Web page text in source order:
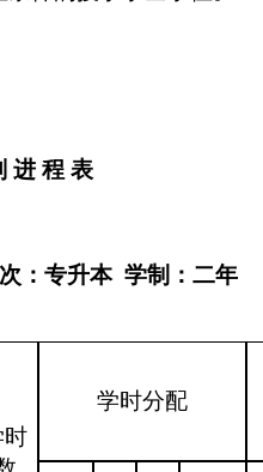
进 程 表
：专升本 学制：二年
时
学时分配